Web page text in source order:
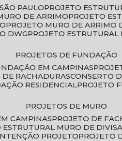
PAULO
PROJETO
DE ARRIMO
PROJETO
PROJETO MURO DE ARRIMO
DWG
PROJETO
PROJETOS DE FUNDAÇÃO
EM CAMPINAS
DE RACHADURAS CONSERTO
RESIDENCIAL PROJETO
PROJETOS DE MURO
CAMPINAS PROJETO DE
ESTRUTURAL MURO DE DIVISA
PROJETO